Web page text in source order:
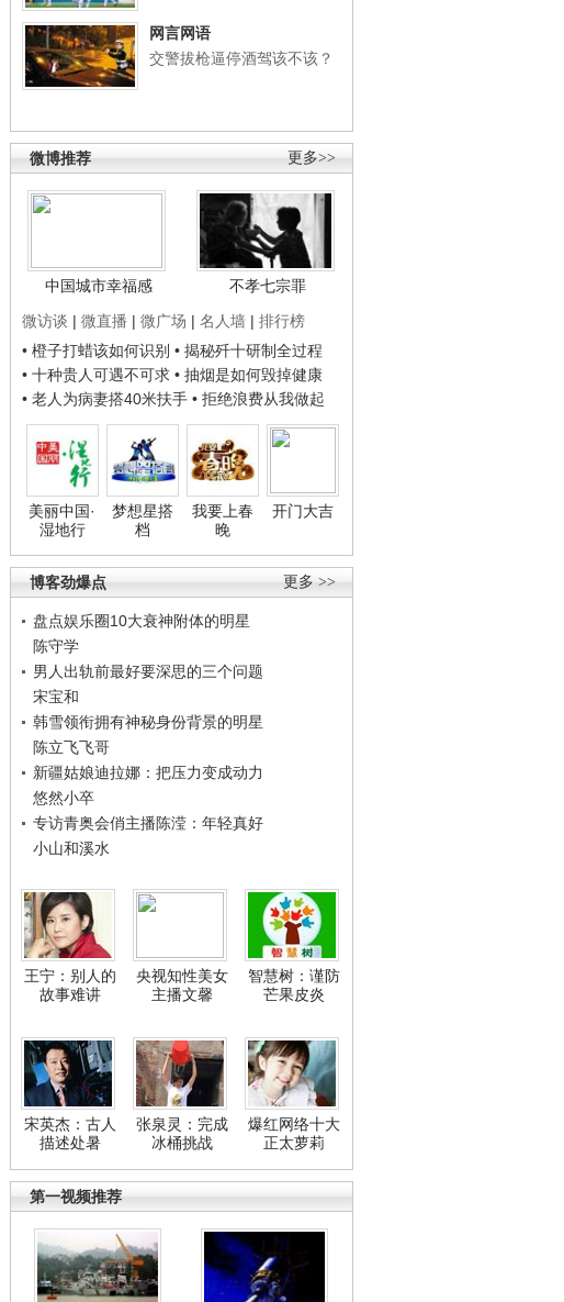
网言网语
交警拔枪逼停酒驾该不该？
更多>>
微博推荐
中国城市幸福感
不孝七宗罪
微访谈 | 微直播 | 微广场 | 名人墙 | 排行榜
• 橙子打蜡该如何识别 • 揭秘歼十研制全过程
• 十种贵人可遇不可求 • 抽烟是如何毁掉健康
• 老人为病妻搭40米扶手 • 拒绝浪费从我做起
美丽中国·
湿地行
梦想星搭
档
我要上春
晚
开门大吉
更多 >>
博客劲爆点
盘点娱乐圈10大衰神附体的明星
陈守学
男人出轨前最好要深思的三个问题
宋宝和
韩雪领衔拥有神秘身份背景的明星
陈立飞飞哥
新疆姑娘迪拉娜：把压力变成动力
悠然小卒
专访青奥会俏主播陈滢：年轻真好
小山和溪水
王宁：别人的
故事难讲
央视知性美女
主播文馨
智慧树：谨防
芒果皮炎
宋英杰：古人
描述处暑
张泉灵：完成
冰桶挑战
爆红网络十大
正太萝莉
第一视频推荐